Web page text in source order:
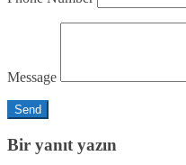
Message
Bir yanıt yazın